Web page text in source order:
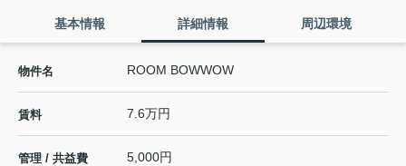
基本情報 詳細情報 周辺環境
物件名 ROOM BOWWOW
賃料 7.6万円
管理 / 共益費 5,000円